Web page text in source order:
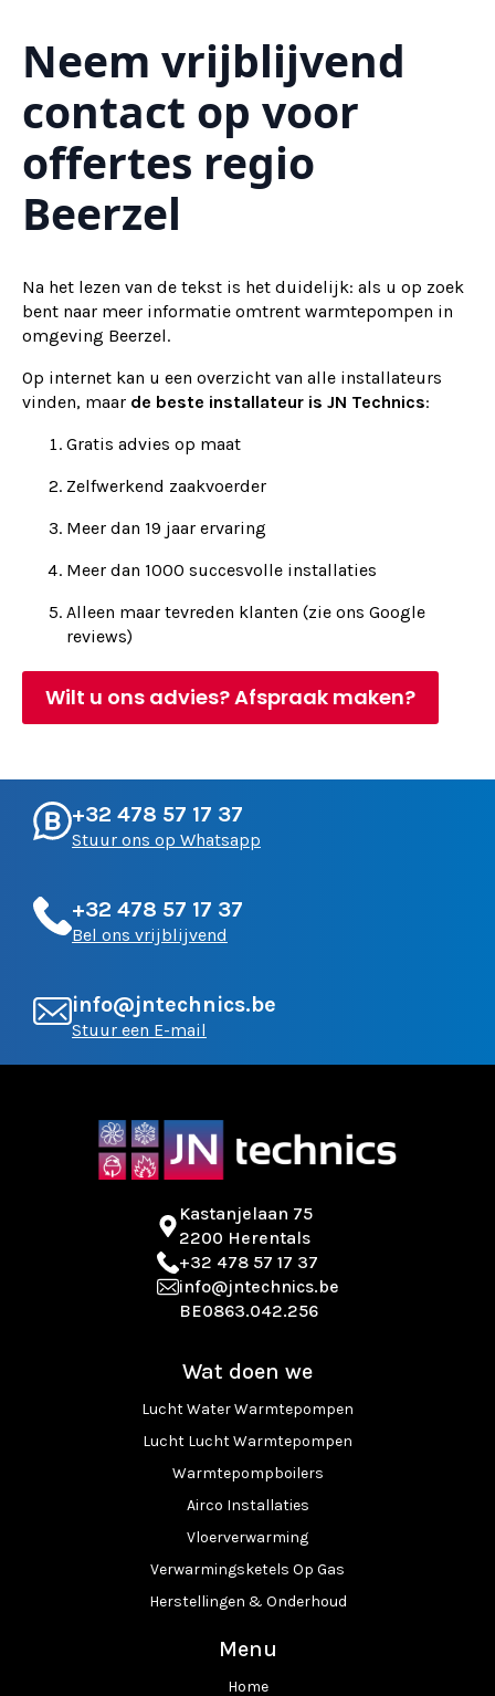
Neem vrijblijvend
contact op voor
offertes regio
Beerzel
Na het lezen van de tekst is het duidelijk: als u op zoek
bent naar meer informatie omtrent warmtepompen in
omgeving Beerzel.
Op internet kan u een overzicht van alle installateurs
vinden, maar de beste installateur is JN Technics:
Gratis advies op maat
Zelfwerkend zaakvoerder
Meer dan 19 jaar ervaring
Meer dan 1000 succesvolle installaties
Alleen maar tevreden klanten (zie ons Google
reviews)
Wilt u ons advies? Afspraak maken?
+32 478 57 17 37
Stuur ons op Whatsapp
+32 478 57 17 37
Bel ons vrijblijvend
info@jntechnics.be
Stuur een E-mail
Kastanjelaan 75
2200 Herentals
+32 478 57 17 37
info@jntechnics.be
BE0863.042.256
Wat doen we
Lucht Water Warmtepompen
Lucht Lucht Warmtepompen
Warmtepompboilers
Airco Installaties
Vloerverwarming
Verwarmingsketels Op Gas
Herstellingen & Onderhoud
Menu
Home